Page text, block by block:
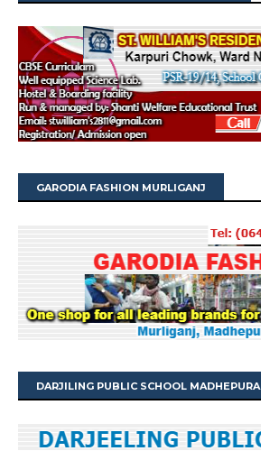
GARODIA FASHION MURLIGANJ
DARJILING PUBLIC SCHOOL MADHEPURA